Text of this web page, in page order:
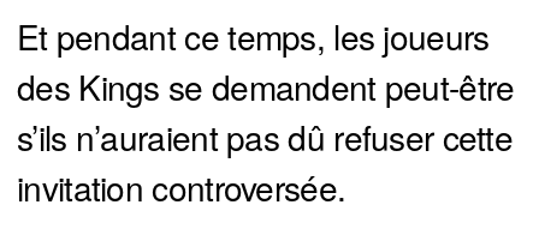
Et pendant ce temps, les joueurs
des Kings se demandent peut-être
s’ils n’auraient pas dû refuser cette
invitation controversée.